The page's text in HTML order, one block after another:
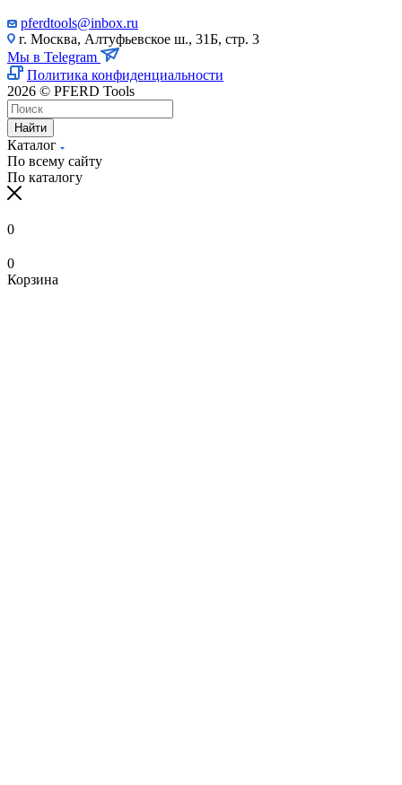
pferdtools@inbox.ru
г. Москва, Алтуфьевское ш., 31Б, стр. 3
Мы в Telegram
Политика конфиденциальности
2026 © PFERD Tools
Найти
Каталог
По всему сайту
По каталогу
0
0
Корзина